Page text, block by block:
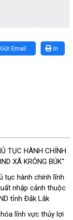
In
Gửi Email
TỤC HÀNH CHÍNH
XÃ KRÔNG BÚK"
tục hành chính lĩnh
nhập cảnh thuộc
tỉnh Đắk Lắk
lĩnh vực thủy lợi